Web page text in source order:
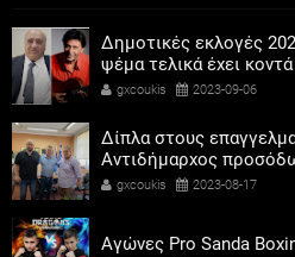
Δημοτικές εκλογές
ψέμα τελικά έχει
gxcoukis 2023-09-06
Δίπλα στους
Αντιδήμαρχος
Καψοκόλης
gxcoukis 2023-08-17
Αγώνες Pro Sanda